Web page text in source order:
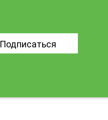
Подписаться